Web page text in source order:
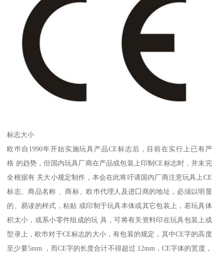
标志大小
欧巿自1990年开始实施玩具产品CE标志后，目前在实行上已有严
格 的趋势，但国内玩具厂商在产品或包装上印制CE标志时，并未完
全根据有 关大小规定制作，本会在此将吁请国内厂商注意玩具上CE
标志、商品名称 、商标、欧巿代理人及进囗商的地址，必须以明显
的、易读的样式，粘贴 或印制于玩具本体或其它包装上，若玩具体
积太小，或系小零件组成的玩 具，可将有关资料印在玩具包装上或
型录上，欧巿对于CE标志的大小，有包装的规定，其中CE字的高度
至少要5mm ，而CE字的长度合计不得超过 12mm，CE字体的宽度，